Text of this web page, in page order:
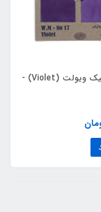
آبرنگ متالیک ویولت (Violet) -